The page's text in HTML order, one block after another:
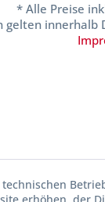
* Alle Preise
gelten innerhalb